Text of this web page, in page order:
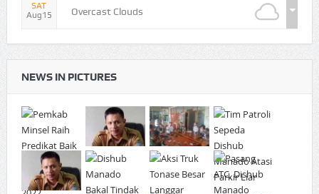
SAT
Aug15
Overcast Clouds
NEWS IN PICTURES